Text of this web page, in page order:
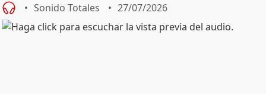
Sonido Totales 27/07/2026